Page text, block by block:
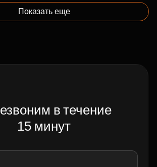
Показать еще
в течение
15 минут